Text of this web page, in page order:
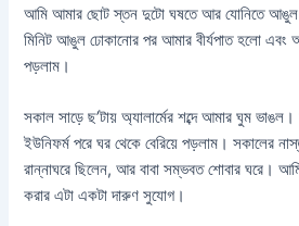
আমি আমার ছোট স্তন দুটো ঘষতে আর যোনিতে আঙুল
মিনিট আঙুল ঢোকানোর পর আমার বীর্যপাত হলো এবং
পড়লাম।
সকাল সাড়ে ছ’টায় অ্যালার্মের শব্দে আমার ঘুম
ইউনিফর্ম পরে ঘর থেকে বেরিয়ে পড়লাম। সকালের
রান্নাঘরে ছিলেন, আর বাবা সম্ভবত শোবার ঘরে। আমি
করার এটা একটা দারুণ সুযোগ।